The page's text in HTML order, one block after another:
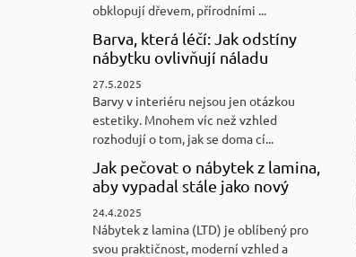
obklopují dřevem, přírodními ...
Barva, která léčí: Jak odstíny
nábytku ovlivňují náladu
27.5.2025
Barvy v interiéru nejsou jen otázkou
estetiky. Mnohem víc než vzhled
rozhodují o tom, jak se doma cí...
Jak pečovat o nábytek z lamina,
aby vypadal stále jako nový
24.4.2025
Nábytek z lamina (LTD) je oblíbený pro
svou praktičnost, moderní vzhled a